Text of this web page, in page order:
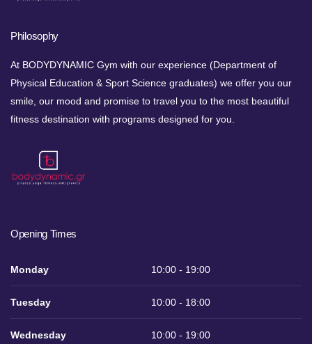
Philosophy
At BODYDYNAMIC Gym with our experience (Department of
Physical Education & Sport Science graduates) we offer you our
smile, our mood and promise to travel you to the most beautiful
fitness destination with programs designed for you.
Opening Times
Monday 10:00 - 19:00
Tuesday 10:00 - 18:00
Wednesday 10:00 - 19:00